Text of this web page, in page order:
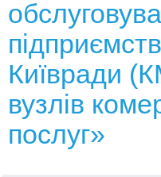
Київради
вузлів
послуг»